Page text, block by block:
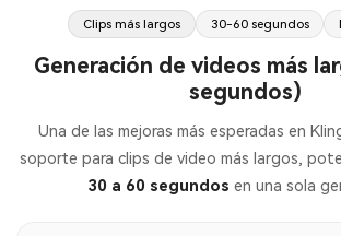
Clips más largos 30-60 segundos
Generación de videos más
segundos)
Una de las mejoras más esperadas en
soporte para clips de video más largos,
30 a 60 segundos en una sola